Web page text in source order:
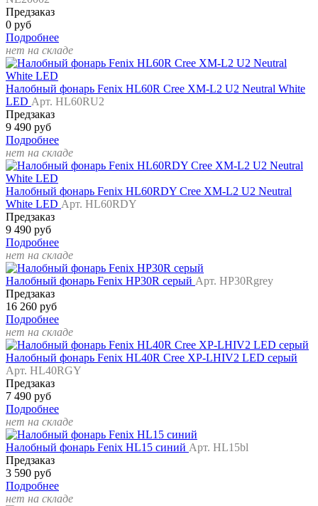
Предзаказ
0 руб
Подробнее
нет на складе
Налобный фонарь Fenix HL60R Cree XM-L2 U2 Neutral White
LED Арт. HL60RU2
Предзаказ
9 490 руб
Подробнее
нет на складе
Налобный фонарь Fenix HL60RDY Cree XM-L2 U2 Neutral
White LED Арт. HL60RDY
Предзаказ
9 490 руб
Подробнее
нет на складе
Налобный фонарь Fenix HP30R серый Арт. HP30Rgrey
Предзаказ
16 260 руб
Подробнее
нет на складе
Налобный фонарь Fenix HL40R Cree XP-LHIV2 LED серый
Арт. HL40RGY
Предзаказ
7 490 руб
Подробнее
нет на складе
Налобный фонарь Fenix HL15 синий Арт. HL15bl
Предзаказ
3 590 руб
Подробнее
нет на складе